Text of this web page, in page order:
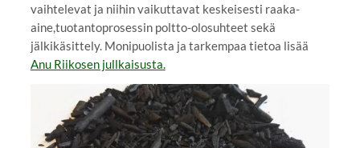
vaihtelevat ja niihin vaikuttavat keskeisesti raaka-
aine,tuotantoprosessin poltto-olosuhteet sekä
jälkikäsittely. Monipuolista ja tarkempaa tietoa lisää
Anu Riikosen jullkaisusta.